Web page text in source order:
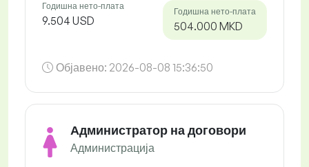
Годишна нето-плата
9.504 USD
Годишна нето-плата
504.000 MKD
Објавено: 2026-08-08 15:36:50
Администратор на договори
Администрација